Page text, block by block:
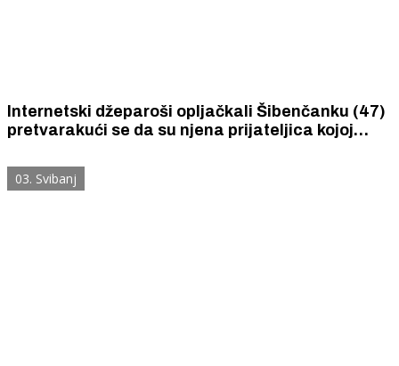
Internetski džeparoši opljačkali Šibenčanku (47)
pretvarakući se da su njena prijateljica kojoj
03. Svibanj